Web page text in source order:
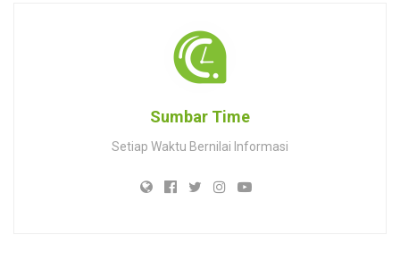
Sumbar Time
Setiap Waktu Bernilai Informasi